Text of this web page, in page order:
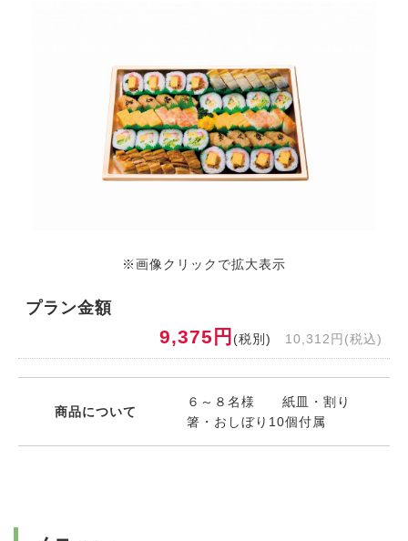
※画像クリックで拡大表示
プラン金額
9,375円 (税別) 10,312円(税込)
商品について
６～８名様 紙皿・割り
箸・おしぼり10個付属